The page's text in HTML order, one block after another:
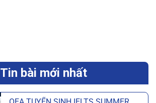
Tin bài mới nhất